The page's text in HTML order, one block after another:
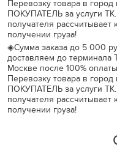
Перевозку товара в
ПОКУПАТЕЛЬ за услуги
получателя
получении груза!
◈Сумма заказа до 5 000
доставляем до терминала
Москве после 100%
Перевозку товара в
ПОКУПАТЕЛЬ за услуги
получателя
получении груза!